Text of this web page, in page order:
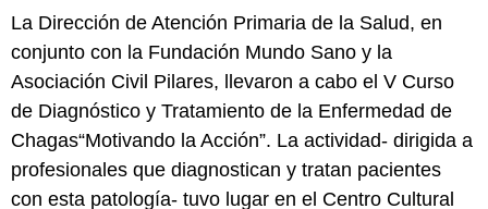
La Dirección de Atención Primaria de la Salud, en
conjunto con la Fundación Mundo Sano y la
Asociación Civil Pilares, llevaron a cabo el V Curso
de Diagnóstico y Tratamiento de la Enfermedad de
Chagas“Motivando la Acción”. La actividad- dirigida a
profesionales que diagnostican y tratan pacientes
con esta patología- tuvo lugar en el Centro Cultural